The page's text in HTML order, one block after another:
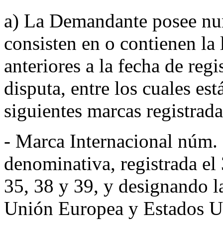
a) La Demandante posee
consisten en o contienen
anteriores a la fecha de
disputa, entre los cuales
siguientes marcas
- Marca Internacional
denominativa, registrada el
35, 38 y 39, y designando
Unión Europea y Estados